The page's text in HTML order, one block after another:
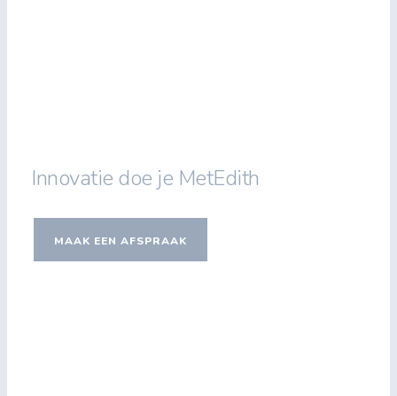
Innovatie doe je MetEdith
MAAK EEN AFSPRAAK